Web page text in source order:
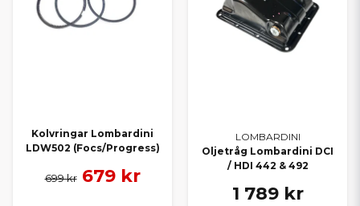
Kolvringar Lombardini
LDW502 (Focs/Progress)
699 kr 679 kr
LOMBARDINI
Oljetråg Lombardini DCI
/ HDI 442 & 492
1 789 kr